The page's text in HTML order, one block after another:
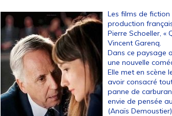
Les films de
production
Pierre Schoeller, «
Vincent Garenq.
Dans ce paysage
une nouvelle
Elle met en scène
avoir consacré
panne de
envie de pensée
(Anaïs